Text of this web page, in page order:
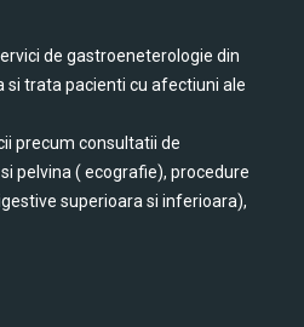
de gastroeneterologie din
si trata pacienti cu afectiuni ale
precum consultatii de
pelvina ( ecografie), procedure
superioara si inferioara),